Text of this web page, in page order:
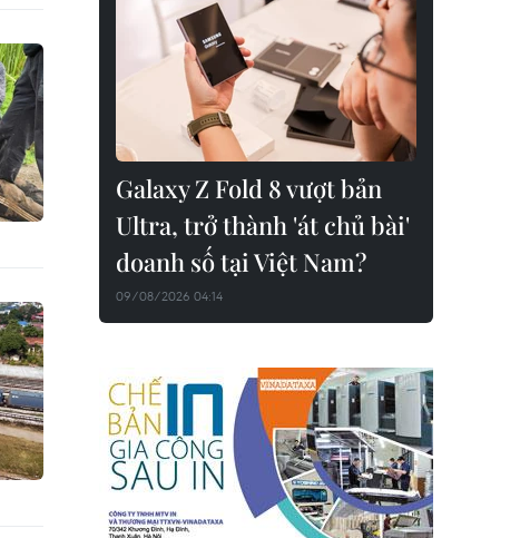
Galaxy Z Fold 8 vượt bản
Ultra, trở thành 'át chủ bài'
doanh số tại Việt Nam?
09/08/2026 04:14